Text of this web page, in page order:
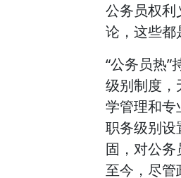
公务员权利
论，这些都
“公务员热
级别制度，
学管理和专
职务级别设
固，对公务
至今，尽管